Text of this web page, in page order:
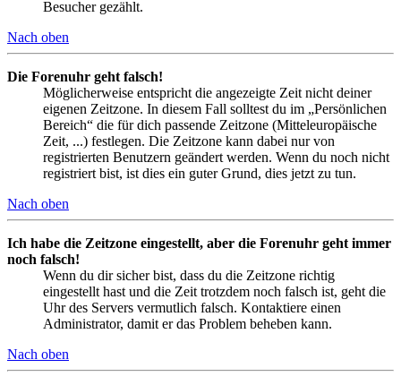
Besucher gezählt.
Nach oben
Die Forenuhr geht falsch!
Möglicherweise entspricht die angezeigte Zeit nicht deiner
eigenen Zeitzone. In diesem Fall solltest du im „Persönlichen
Bereich“ die für dich passende Zeitzone (Mitteleuropäische
Zeit, ...) festlegen. Die Zeitzone kann dabei nur von
registrierten Benutzern geändert werden. Wenn du noch nicht
registriert bist, ist dies ein guter Grund, dies jetzt zu tun.
Nach oben
Ich habe die Zeitzone eingestellt, aber die Forenuhr geht immer
noch falsch!
Wenn du dir sicher bist, dass du die Zeitzone richtig
eingestellt hast und die Zeit trotzdem noch falsch ist, geht die
Uhr des Servers vermutlich falsch. Kontaktiere einen
Administrator, damit er das Problem beheben kann.
Nach oben